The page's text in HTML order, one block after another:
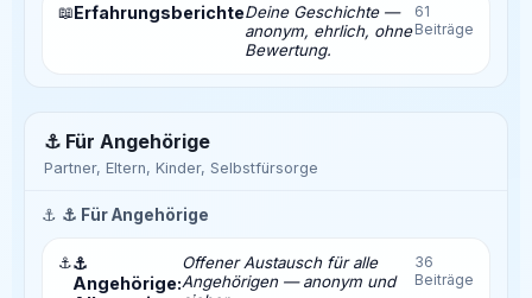
📖ErfahrungsberichteDeine Geschichte —
anonym, ehrlich, ohne
Bewertung.
61
Beiträge
⚓ Für Angehörige
Partner, Eltern, Kinder, Selbstfürsorge
⚓ ⚓ Für Angehörige
⚓⚓
Angehörige:
Offener Austausch für alle
Angehörigen — anonym und
36
Beiträge